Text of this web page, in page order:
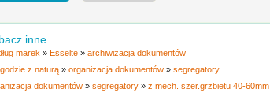
inne
marek » Esselte » archiwizacja dokumentów
z naturą » organizacja dokumentów » segregatory
dokumentów » segregatory » z mech. szer.grzbietu 40-60mm